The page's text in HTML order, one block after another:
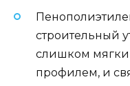
строительный
слишком
профилем, и